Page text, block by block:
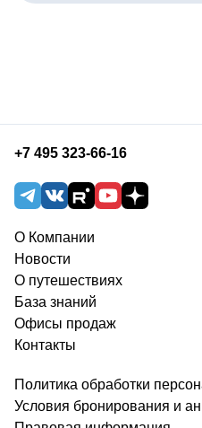
+7 495 323-66-16
О Компании
Новости
О путешествиях
База знаний
Офисы продаж
Контакты
Политика обработки
Условия бронирования и